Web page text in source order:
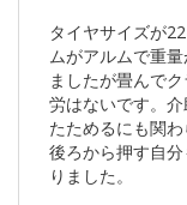
タイヤサイズが
ムがアルムで重
ましたが畳んで
労はないです。
たためるにも関
後ろから押す自
りました。